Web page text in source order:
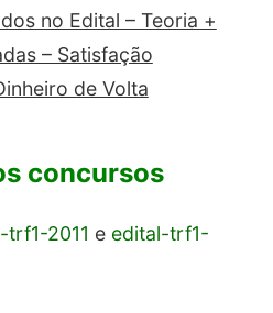
no Edital – Teoria +
– Satisfação
de Volta
concursos
trf1-2011 e edital-trf1-